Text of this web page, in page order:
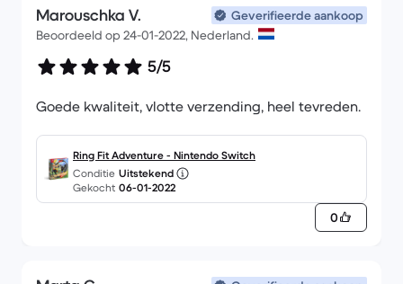
Marouschka V.
Geverifieerde aankoop
Beoordeeld op 24-01-2022, Nederland.
5/5
Goede kwaliteit, vlotte verzending, heel tevreden.
Ring Fit Adventure - Nintendo Switch
Conditie Uitstekend
Gekocht 06-01-2022
0